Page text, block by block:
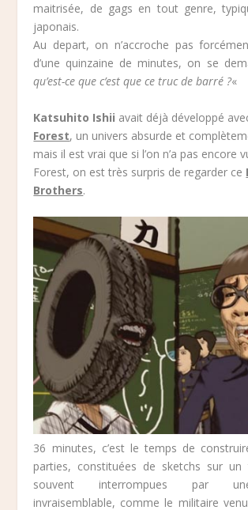
maitrisée, de gags en tout genre,
japonais.
Au depart, on n’accroche pas
d’une quinzaine de minutes, on se
qu’est-ce que c’est que ce truc de barré ?«
Katsuhito Ishii avait déjà développé
Forest, un univers absurde et
mais il est vrai que si l’on n’a pas encore
Forest, on est très surpris de regarder ce
Brothers.
36 minutes, c’est le temps de
parties, constituées de sketchs sur un
souvent interrompues par
invraisemblable, comme le militaire